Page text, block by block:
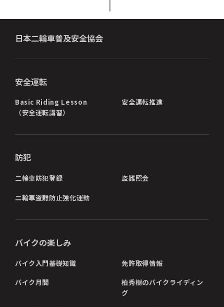
日本二輪車普及安全協会
安全運転
Basic Riding Lesson
（安全運転講習）
安全運転推進
防犯
二輪車防犯登録 盗難照会
二輪車盗難防止強化運動
バイクの楽しみ
バイク入門基礎知識 免許取得情報
バイク月間
柏秀樹のバイクライディン
グ